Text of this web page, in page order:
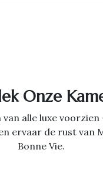
Onze
alle luxe voorzien
ervaar de rust van
Bonne Vie.